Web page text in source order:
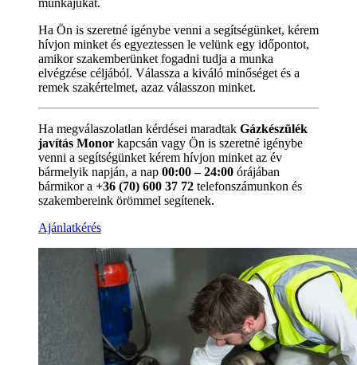
Ha Ön is szeretné igénybe venni a segítségünket, kérem
hívjon minket és egyeztessen le velünk egy időpontot,
amikor szakemberünket fogadni tudja a munka
elvégzése céljából. Válassza a kiváló minőséget és a
remek szakértelmet, azaz válasszon minket.
Ha megválaszolatlan kérdései maradtak Gázkészülék
javítás Monor kapcsán vagy Ön is szeretné igénybe
venni a segítségünket kérem hívjon minket az év
bármelyik napján, a nap 00:00 – 24:00 órájában
bármikor a +36 (70) 600 37 72 telefonszámunkon és
szakembereink örömmel segítenek.
Ajánlatkérés